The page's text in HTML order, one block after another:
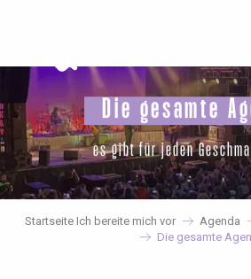
principal
Die gesamte
es gibt für jeden
Startseite Ich bereite mich vor Agenda
Die gesamte